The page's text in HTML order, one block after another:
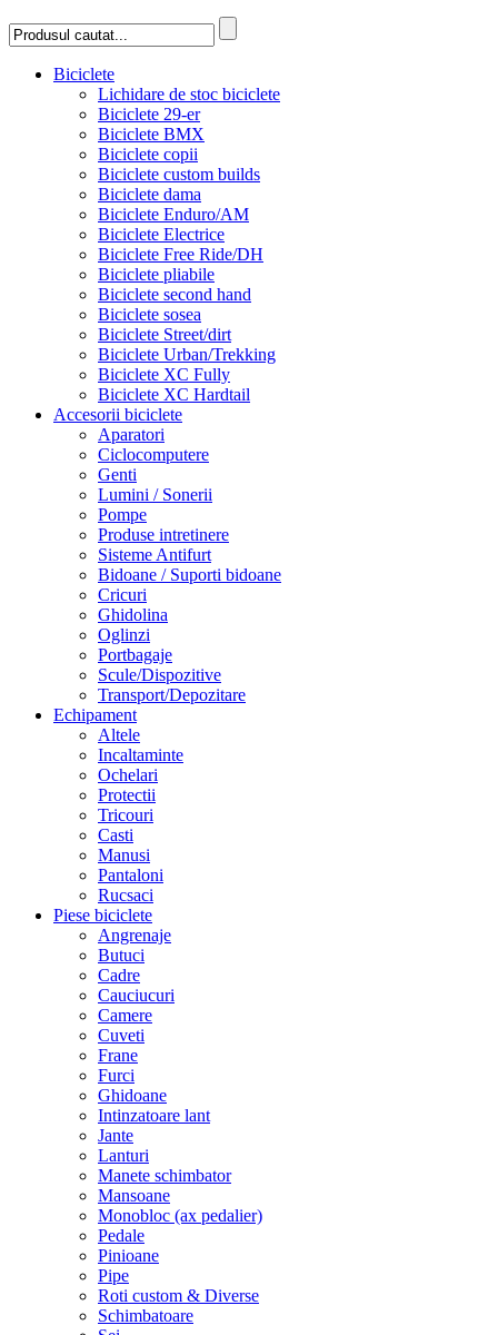
Biciclete
Lichidare de stoc biciclete
Biciclete 29-er
Biciclete BMX
Biciclete copii
Biciclete custom builds
Biciclete dama
Biciclete Enduro/AM
Biciclete Electrice
Biciclete Free Ride/DH
Biciclete pliabile
Biciclete second hand
Biciclete sosea
Biciclete Street/dirt
Biciclete Urban/Trekking
Biciclete XC Fully
Biciclete XC Hardtail
Accesorii biciclete
Aparatori
Ciclocomputere
Genti
Lumini / Sonerii
Pompe
Produse intretinere
Sisteme Antifurt
Bidoane / Suporti bidoane
Cricuri
Ghidolina
Oglinzi
Portbagaje
Scule/Dispozitive
Transport/Depozitare
Echipament
Altele
Incaltaminte
Ochelari
Protectii
Tricouri
Casti
Manusi
Pantaloni
Rucsaci
Piese biciclete
Angrenaje
Butuci
Cadre
Cauciucuri
Camere
Cuveti
Frane
Furci
Ghidoane
Intinzatoare lant
Jante
Lanturi
Manete schimbator
Mansoane
Monobloc (ax pedalier)
Pedale
Pinioane
Pipe
Roti custom & Diverse
Schimbatoare